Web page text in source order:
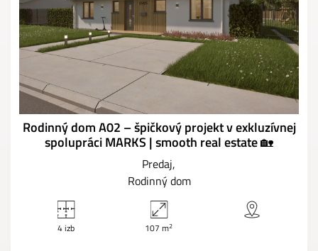
Rodinný dom A02 – špičkový projekt v exkluzívnej
spolupráci MARKS | smooth real estate 🏡
Predaj
Rodinný dom
4 izb 107 m2